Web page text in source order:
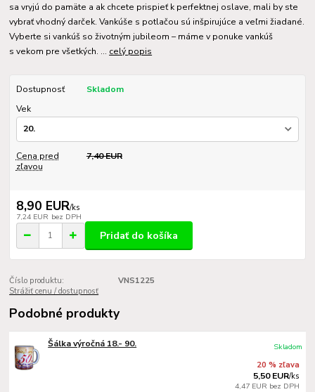
sa vryjú do pamäte a ak chcete prispieť k perfektnej oslave, mali by ste
vybrať vhodný darček. Vankúše s potlačou sú inšpirujúce a veľmi žiadané.
Vyberte si vankúš so životným jubileom – máme v ponuke vankúš
s vekom pre všetkých. ... celý popis
Dostupnosť
Skladom
Vek
Cena pred
zľavou
7,40 EUR
8,90 EUR/ks
7,24 EUR bez DPH
Pridať do košíka
Číslo produktu:
VNS1225
Strážiť cenu / dostupnosť
Podobné produkty
Šálka výročná 18.- 90.
20 % zľava
5,50 EUR/ks
4,47 EUR bez DPH
Skladom